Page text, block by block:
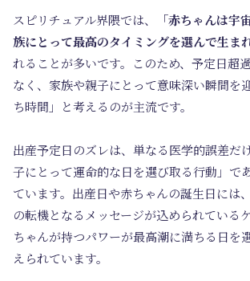
スピリチュアル界隈では、
「赤ちゃんは宇
族にとって最高のタイミングを選んで生ま
れることが多いです。このため、予定日超
なく、家族や親子にとって意味深い瞬間を
ち時間」と考えるのが主流です。
出産予定日のズレは、単なる医学的誤差だ
子にとって運命的な日を選び取る行動」で
ています。出産日や赤ちゃんの誕生日には
の転機となるメッセージが込められている
ちゃんが持つパワーが最高潮に満ちる日を
えられています。